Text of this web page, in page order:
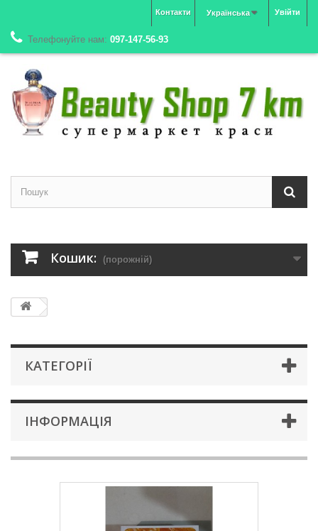
Увійти
Українська
Контакти
Телефонуйте нам: 097-147-56-93
Кошик: (порожній)
КАТЕГОРІЇ
ІНФОРМАЦІЯ